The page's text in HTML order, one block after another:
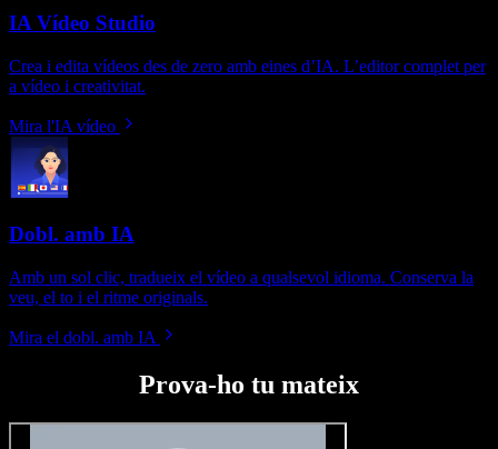
IA Vídeo Studio
Crea i edita vídeos des de zero amb eines d’IA. L’editor complet per
a vídeo i creativitat.
Mira l'IA vídeo
Dobl. amb IA
Amb un sol clic, tradueix el vídeo a qualsevol idioma. Conserva la
veu, el to i el ritme originals.
Mira el dobl. amb IA
Prova-ho tu mateix